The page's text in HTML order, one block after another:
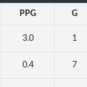
PPG G
3.0 1
0.4 7